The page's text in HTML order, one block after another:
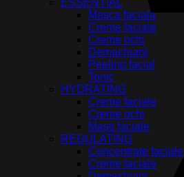
Masca faciala
Creme faciale
Creme ochi
Demachiant
Peeling facial
Tonic
HYDRATING
Creme faciale
Creme ochi
Masti faciale
REGULATING
Concentrate faciale
Creme faciale